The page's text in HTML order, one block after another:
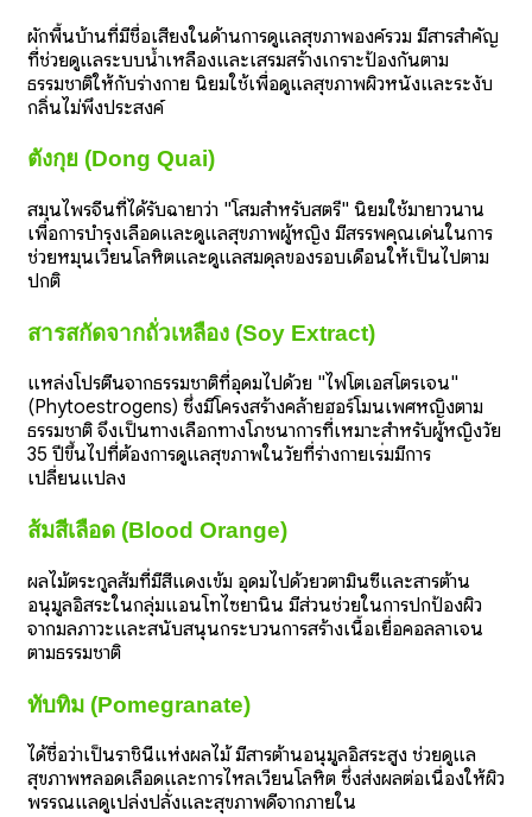
ผักพื้นบ้านที่มีชื่อเสียงในด้านการดูแลสุขภาพองค์รวม มีสารสำคัญ
ที่ช่วยดูแลระบบน้ำเหลืองและเสริมสร้างเกราะป้องกันตาม
ธรรมชาติให้กับร่างกาย นิยมใช้เพื่อดูแลสุขภาพผิวหนังและระงับ
กลิ่นไม่พึงประสงค์
ตังกุย (Dong Quai)
สมุนไพรจีนที่ได้รับฉายาว่า "โสมสำหรับสตรี" นิยมใช้มายาวนาน
เพื่อการบำรุงเลือดและดูแลสุขภาพผู้หญิง มีสรรพคุณเด่นในการ
ช่วยหมุนเวียนโลหิตและดูแลสมดุลของรอบเดือนให้เป็นไปตาม
ปกติ
สารสกัดจากถั่วเหลือง (Soy Extract)
แหล่งโปรตีนจากธรรมชาติที่อุดมไปด้วย "ไฟโตเอสโตรเจน"
(Phytoestrogens) ซึ่งมีโครงสร้างคล้ายฮอร์โมนเพศหญิงตาม
ธรรมชาติ จึงเป็นทางเลือกทางโภชนาการที่เหมาะสำหรับผู้หญิงวัย
35 ปีขึ้นไปที่ต้องการดูแลสุขภาพในวัยที่ร่างกายเริ่มมีการ
เปลี่ยนแปลง
ส้มสีเลือด (Blood Orange)
ผลไม้ตระกูลส้มที่มีสีแดงเข้ม อุดมไปด้วยวิตามินซีและสารต้าน
อนุมูลอิสระในกลุ่มแอนโทไซยานิน มีส่วนช่วยในการปกป้องผิว
จากมลภาวะและสนับสนุนกระบวนการสร้างเนื้อเยื่อคอลลาเจน
ตามธรรมชาติ
ทับทิม (Pomegranate)
ได้ชื่อว่าเป็นราชินีแห่งผลไม้ มีสารต้านอนุมูลอิสระสูง ช่วยดูแล
สุขภาพหลอดเลือดและการไหลเวียนโลหิต ซึ่งส่งผลต่อเนื่องให้ผิว
พรรณแลดูเปล่งปลั่งและสุขภาพดีจากภายใน